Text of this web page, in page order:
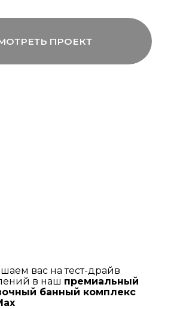
вас на тест-драйв
в наш премиальный
банный комплекс
шлифованный
модульной
капитального
использование
и премиального